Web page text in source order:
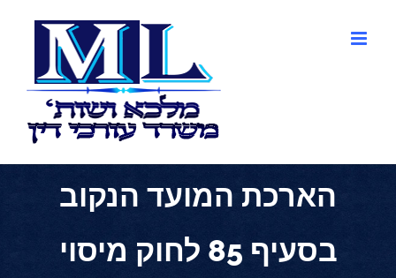
הארכת המועד הנקוב
בסעיף 85 לחוק מיסוי